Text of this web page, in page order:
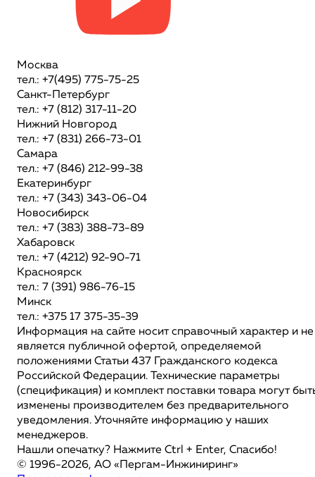
Москва
тел.: +7(495) 775-75-25
Санкт-Петербург
тел.: +7 (812) 317-11-20
Нижний Новгород
тел.: +7 (831) 266-73-01
Самара
тел.: +7 (846) 212-99-38
Екатеринбург
тел.: +7 (343) 343-06-04
Новосибирск
тел.: +7 (383) 388-73-89
Хабаровск
тел.: +7 (4212) 92-90-71
Красноярск
тел.: 7 (391) 986-76-15
Минск
тел.: +375 17 375-35-39
Информация на сайте носит справочный характер и не
является публичной офертой, определяемой
положениями Статьи 437 Гражданского кодекса
Российской Федерации. Технические параметры
(спецификация) и комплект поставки товара могут
изменены производителем без предварительного
уведомления. Уточняйте информацию у наших
менеджеров.
Нашли опечатку? Нажмите Ctrl + Enter, Спасибо!
© 1996-2026, АО «Пергам-Инжиниринг»